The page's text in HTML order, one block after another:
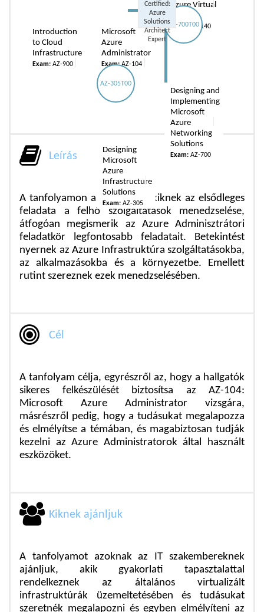
Introduction
to Cloud
Infrastructure
Exam:AZ-900
Microsoft
Azure
Administrator
Exam:AZ-104
Azure Virtual
Desktop
Exam:AZ-140
AZ-700T00
Designing and
Implementing
Microsoft
Azure
Networking
Solutions
Exam:AZ-700
AZ-305T00
Certified:
Azure
Solutions
Architect
Expert
Designing
Microsoft
Azure
Infrastructure
Solutions
Exam:AZ-305
Leírás
A tanfolyamon a hallgatók, akiknek az elsődleges
feladata a felhő szolgáltatások menedzselése,
átfogóan megismerik az Azure Adminisztrátori
feladatkör legfontosabb feladatait. Betekintést
nyernek az Azure Infrastruktúra szolgáltatásokba,
az alkalmazásokba és a környezetbe. Emellett
rutint szereznek ezek menedzselésében.
Cél
A tanfolyam célja, egyrészről az, hogy a hallgatók
sikeres felkészülését biztosítsa az AZ-104:
Microsoft Azure Administrator vizsgára,
másrészről pedig, hogy a tudásukat megalapozza
és elmélyítse a témában, és magabiztosan tudják
kezelni az Azure Administratorok által használt
eszközöket.
Kiknek ajánljuk
A tanfolyamot azoknak az IT szakembereknek
ajánljuk, akik gyakorlati tapasztalattal
rendelkeznek az általános virtualizált
infrastruktúrák üzemeltetésében és tudásukat
szeretnék megalapozni és egyben elmélyíteni az